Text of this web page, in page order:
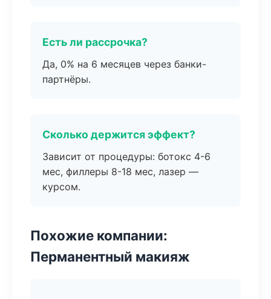
Есть ли рассрочка?
Да, 0% на 6 месяцев через банки-
партнёры.
Сколько держится эффект?
Зависит от процедуры: ботокс 4-6
мес, филлеры 8-18 мес, лазер —
курсом.
Похожие компании:
Перманентный макияж